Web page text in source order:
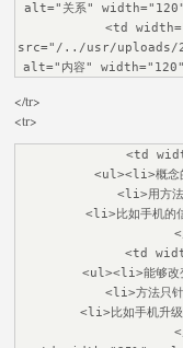
alt="关系"
<td
src="/../usr/uploads/
alt="内容"
</tr>
<tr>
<td
<ul><li>概念
<td
<ul><li>能够改